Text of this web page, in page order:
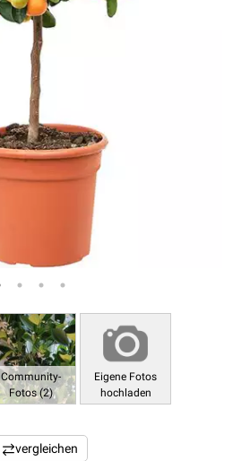
Community-
Fotos (2)
Eigene Fotos
hochladen
vergleichen